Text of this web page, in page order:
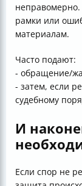
рамки или
материалам.
Часто подают:
- обращение/
- затем, если
судебному
И
Если спор не